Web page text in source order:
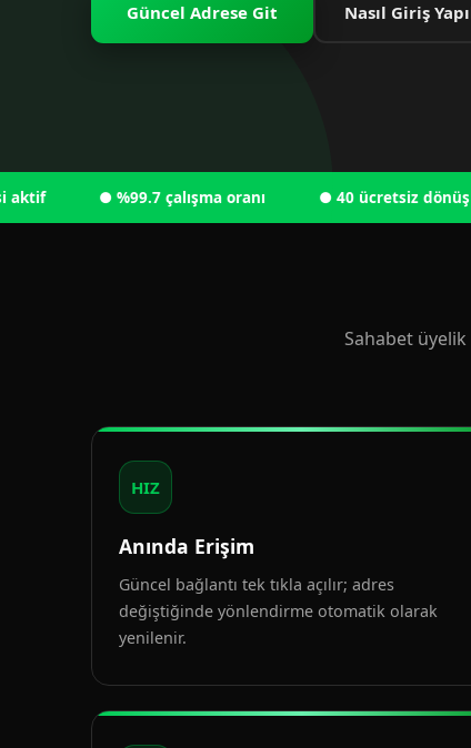
Güncel Adrese Git Nasıl Giriş
● %99.7 çalışma oranı ● 40 ücretsiz dönüş
Sahabet
HIZ
Anında Erişim
Güncel bağlantı tek tıkla açılır; adres
değiştiğinde yönlendirme otomatik olarak
yenilenir.